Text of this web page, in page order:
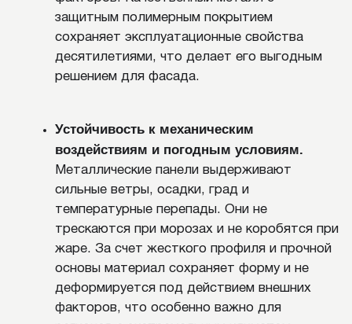
РАССЧИТАЕМ
СТОИМОСТЬ И СРОКИ
ваш выбор, оставляйте заявку на
бесплатную консультацию!
КОНСУЛЬТАЦИЯ
соединения проверяют и при
необходимости уплотняют герметиком. Это
особенно важно в местах с повышенной